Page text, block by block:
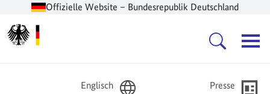
Offizielle Website – Bundesrepublik Deutschland
Englisch Presse